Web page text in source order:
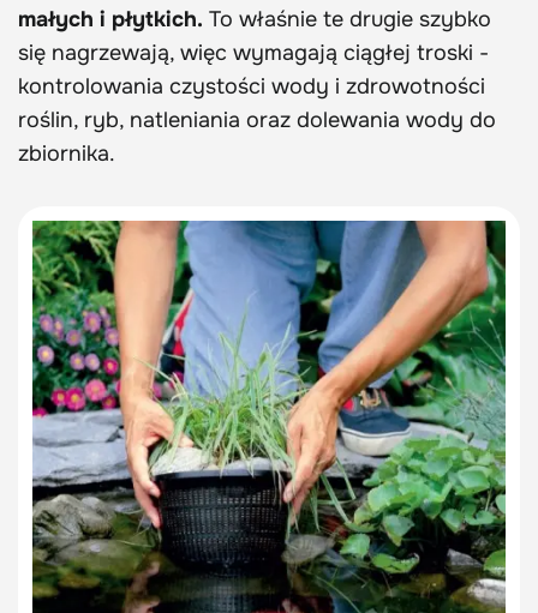
małych i płytkich. To właśnie te drugie szybko
się nagrzewają, więc wymagają ciągłej troski -
kontrolowania czystości wody i zdrowotności
roślin, ryb, natleniania oraz dolewania wody do
zbiornika.